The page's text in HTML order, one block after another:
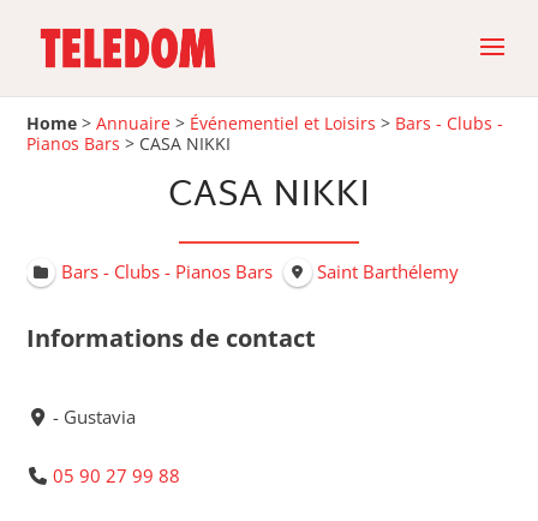
Home >Annuaire > Événementiel et Loisirs > Bars - Clubs -
Pianos Bars > CASA NIKKI
CASA NIKKI
Bars - Clubs - Pianos Bars Saint Barthélemy
Informations de contact
- Gustavia
05 90 27 99 88